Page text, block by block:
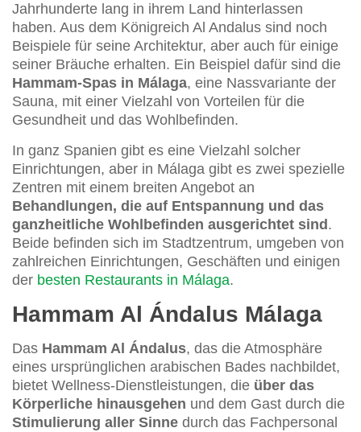
Jahrhunderte lang in ihrem Land hinterlassen
haben. Aus dem Königreich Al Andalus sind noch
Beispiele für seine Architektur, aber auch für einige
seiner Bräuche erhalten. Ein Beispiel dafür sind die
Hammam-Spas in Málaga, eine Nassvariante der
Sauna, mit einer Vielzahl von Vorteilen für die
Gesundheit und das Wohlbefinden.
In ganz Spanien gibt es eine Vielzahl solcher
Einrichtungen, aber in Málaga gibt es zwei spezielle
Zentren mit einem breiten Angebot an
Behandlungen, die auf Entspannung und das
ganzheitliche Wohlbefinden ausgerichtet sind .
Beide befinden sich im Stadtzentrum, umgeben von
zahlreichen Einrichtungen, Geschäften und einigen
der besten Restaurants in Málaga.
Hammam Al Ándalus Málaga
Das Hammam Al Ándalus, das die Atmosphäre
eines ursprünglichen arabischen Bades nachbildet,
bietet Wellness-Dienstleistungen, die über das
Körperliche hinausgehen und dem Gast durch die
Stimulierung aller Sinne durch das Fachpersonal